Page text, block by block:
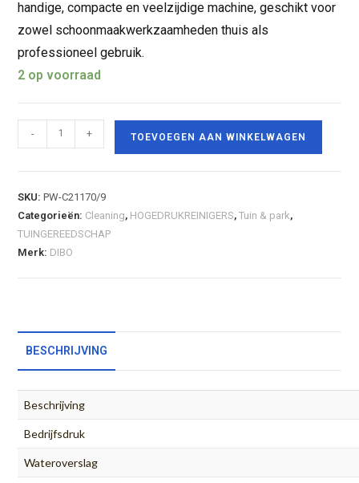
handige, compacte en veelzijdige machine, geschikt voor
zowel schoonmaakwerkzaamheden thuis als
professioneel gebruik.
2 op voorraad
- + TOEVOEGEN AAN WINKELWAGEN
SKU:PW-C21170/9
Categorieën: Cleaning, HOGEDRUKREINIGERS,Tuin & park,
TUINGEREEDSCHAP
Merk: DIBO
BESCHRIJVING
Beschrijving
Bedrijfsdruk
Wateroverslag